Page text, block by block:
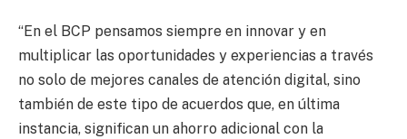
“En el BCP pensamos siempre en innovar y en
multiplicar las oportunidades y experiencias a través
no solo de mejores canales de atención digital, sino
también de este tipo de acuerdos que, en última
instancia, significan un ahorro adicional con la